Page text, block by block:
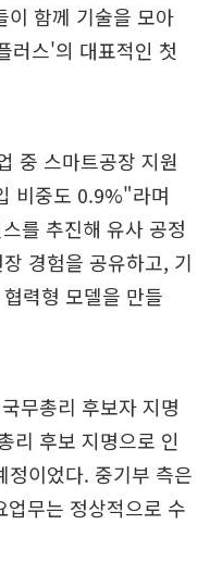
이 함께 기술을 모아
러스'의 대표적인 첫
중 스마트공장 지원
비중도 0.9%"라며
를 추진해 유사 공정
경험을 공유하고, 기
력형 모델을 만들
무총리 후보자 지명
리 후보 지명으로 인
정이었다. 중기부 측은
무는 정상적으로 수